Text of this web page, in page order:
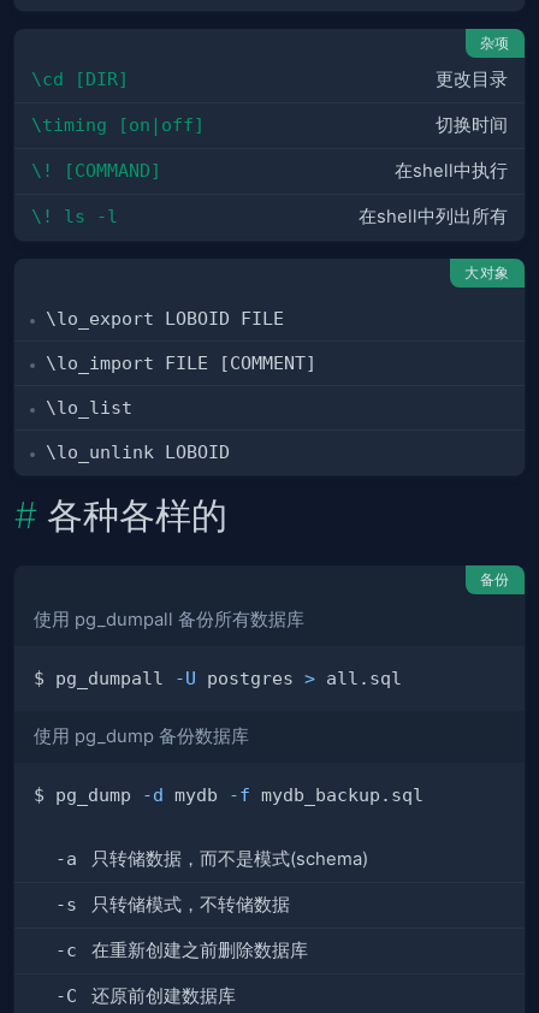
杂项
\cd [DIR] 更改目录
\timing [on|off] 切换时间
\! [COMMAND] 在shell中执行
\! ls -l 在shell中列出所有
大对象
\lo_export LOBOID FILE
\lo_import FILE [COMMENT]
\lo_list
\lo_unlink LOBOID
各种各样的
备份
使用 pg_dumpall 备份所有数据库
$ pg_dumpall -U postgres >
使用 pg_dump 备份数据库
$ pg_dump -d mydb -f
-a 只转储数据，而不是模式(schema)
-s 只转储模式，不转储数据
-c 在重新创建之前删除数据库
-C 还原前创建数据库